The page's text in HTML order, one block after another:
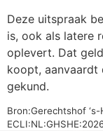
Deze uitspraak
is, ook als latere
oplevert. Dat
koopt, aanvaardt
gekund.
Bron:Gerechtshof